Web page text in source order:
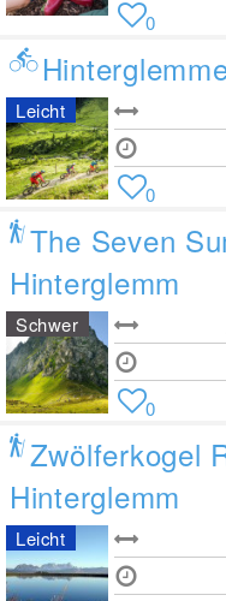
0
Leicht
0
The Seven
Hinterglemm
Schwer
0
Zwölferkogel
Hinterglemm
Leicht